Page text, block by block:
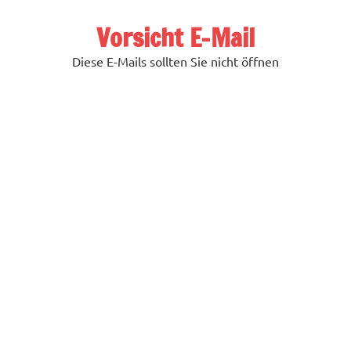
Vorsicht E-Mail
Diese E-Mails sollten Sie nicht öffnen